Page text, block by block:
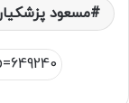
مسعود